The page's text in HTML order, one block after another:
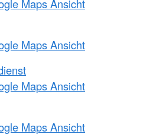
Maps Ansicht
Maps Ansicht
Maps Ansicht
Maps Ansicht